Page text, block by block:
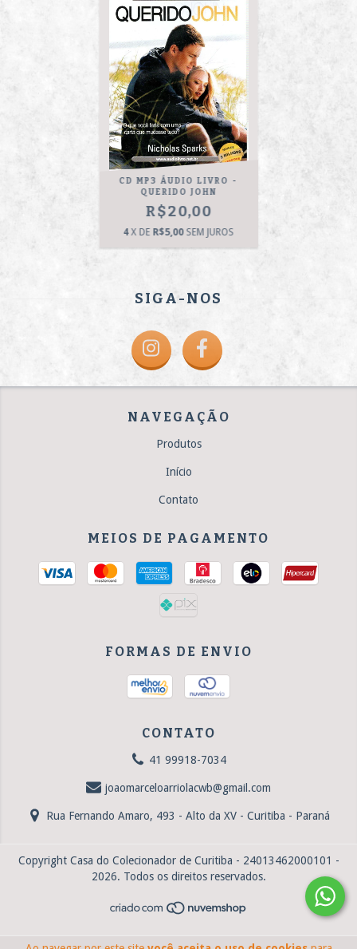
CD MP3 ÁUDIO LIVRO -
QUERIDO JOHN
R$20,00
4 X DE R$5,00 SEM JUROS
SIGA-NOS
NAVEGAÇÃO
Produtos
Início
Contato
MEIOS DE PAGAMENTO
FORMAS DE ENVIO
CONTATO
41 99918-7034
joaomarceloarriolacwb@gmail.com
Rua Fernando Amaro, 493 - Alto da XV - Curitiba - Paraná
Copyright Casa do Colecionador de Curitiba - 24013462000101 -
2026. Todos os direitos reservados.